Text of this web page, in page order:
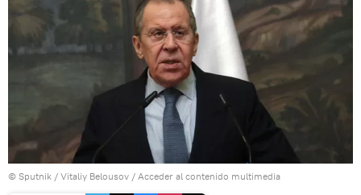
© Sputnik / Vitaliy Belousov / Acceder al contenido multimedia